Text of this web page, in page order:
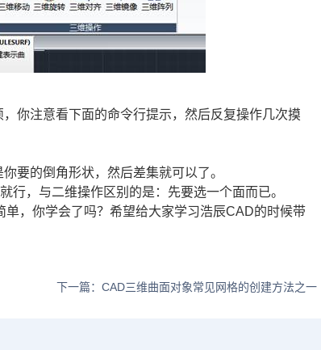
你注意看下面的命令行提示，然后反复操作几次摸
要的倒角形状，然后差集就可以了。
行，与二维操作区别的是：先要选一个面而已。
，你学会了吗？希望给大家学习浩辰CAD的时候带
下一篇：CAD三维曲面对象常见网格的创建方法之一